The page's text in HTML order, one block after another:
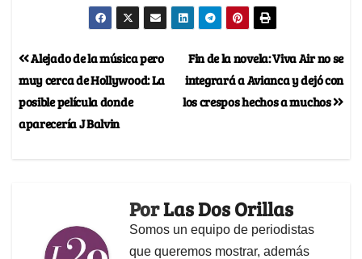
Fin de la novela: Viva Air no se
integrará a Avianca y dejó con
los crespos hechos a muchos
Alejado de la música pero
muy cerca de Hollywood: La
posible película donde
aparecería J Balvin
PorLas Dos Orillas
Somos un equipo de periodistas
que queremos mostrar, además